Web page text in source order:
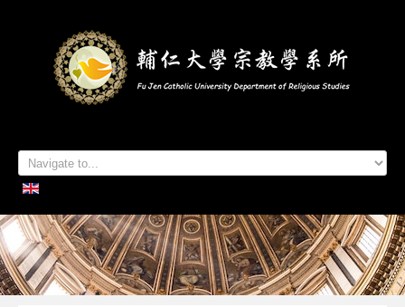
首頁
系所簡介
本系成員
學生專區
招生資訊
各項活動
研究及出版
系所友專區
聯絡我們